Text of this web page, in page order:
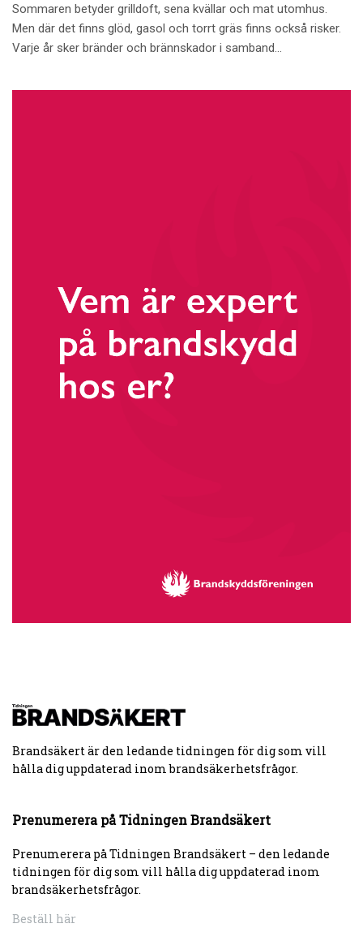
Sommaren betyder grilldoft, sena kvällar och mat utomhus.
Men där det finns glöd, gasol och torrt gräs finns också risker.
Varje år sker bränder och brännskador i samband...
Brandsäkert är den ledande tidningen för dig som vill
hålla dig uppdaterad inom brandsäkerhetsfrågor.
Prenumerera på Tidningen Brandsäkert
Prenumerera på Tidningen Brandsäkert – den ledande
tidningen för dig som vill hålla dig uppdaterad inom
brandsäkerhetsfrågor.
Beställ här